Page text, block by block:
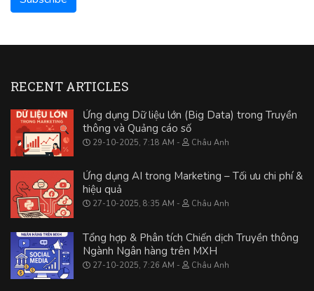
RECENT ARTICLES
Ứng dụng Dữ liệu lớn (Big Data) trong Truyền
thông và Quảng cáo số
29-10-2025, 7:18 AM Châu Anh
Ứng dụng AI trong Marketing – Tối ưu chi phí &
hiệu quả
27-10-2025, 8:35 AM Châu Anh
Tổng hợp & Phân tích Chiến dịch Truyền thông
Ngành Ngân hàng trên MXH
27-10-2025, 7:26 AM Châu Anh